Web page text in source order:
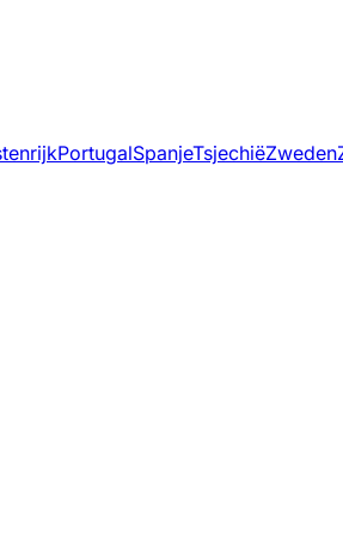
PortugalSpanjeTsjechiëZweden